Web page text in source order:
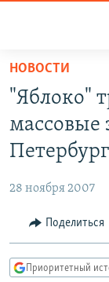
доступа
основному
Вернутся
Вернутся
ПРОГРАММЫ
АВТОРСКИЕ
МНЕНИЯ
КУЛЬТУРА
НОВОСТИ
"Яблоко"
массовые
28 ноября 2007
Поделиться
Приоритетный